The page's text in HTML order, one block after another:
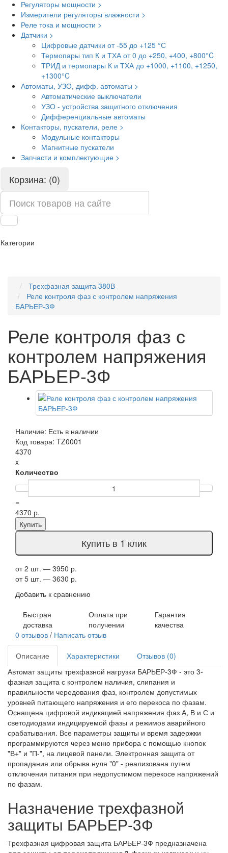
Регуляторы мощности >
Измерители регуляторы влажности >
Реле тока и мощности >
Датчики >
Цифровые датчики от -55 до +125 °С
Термопары тип К и ТХА от 0 до +250, +400, +800°C
ТРИД и термопары К и ТХА до +1000, +1100, +1250,
+1300°C
Автоматы, УЗО, дифф. автоматы >
Автоматические выключатели
УЗО - устройства защитного отключения
Дифференциальные автоматы
Контакторы, пускатели, реле >
Модульные контакторы
Магнитные пускатели
Запчасти и комплектующие >
Корзина: (0)
Категории
Трехфазная защита 380В
Реле контроля фаз с контролем напряжения
БАРЬЕР-3Ф
Реле контроля фаз с
контролем напряжения
БАРЬЕР-3Ф
Наличие: Есть в наличии
Код товара: TZ0001
4370
x
Количество
=
4370 р.
Купить
Купить в 1 клик
от 2 шт. — 3950 р.
от 5 шт. — 3630 р.
Добавить к сравнению
Быстрая
доставка
Оплата при
получении
Гарантия
качества
0 отзывов / Написать отзыв
Описание Характеристики
Отзывов (0)
Автомат защиты трехфазной нагрузки БАРЬЕР-3Ф - это 3-
фазная защита с контролем наличия, слипания и
правильности чередования фаз, контролем допустимых
уровней питающего напряжения и его перекоса по фазам.
Оснащена цифровой индикацией напряжения фаз А, В и С и
светодиодами индицируемой фазы и режимов аварийного
срабатывания. Все параметры защиты и время задержки
программируются через меню прибора с помощью кнопок
"В+" и "П-", на лицевой панели. Электронная защита от
пропадания или обрыва нуля "0" - реализована путем
отключения питания при недопустимом перекосе напряжений
по фазам.
Назначение трехфазной
защиты БАРЬЕР-3Ф
Трехфазная цифровая защита БАРЬЕР-3Ф предназначена